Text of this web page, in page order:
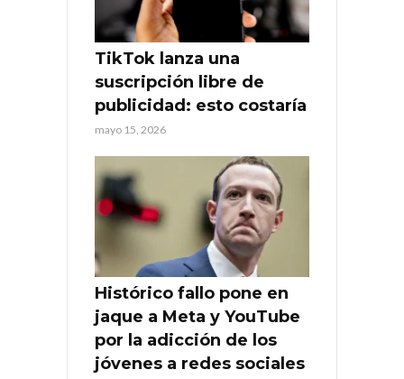
TikTok lanza una
suscripción libre de
publicidad: esto costaría
mayo 15, 2026
Histórico fallo pone en
jaque a Meta y YouTube
por la adicción de los
jóvenes a redes sociales